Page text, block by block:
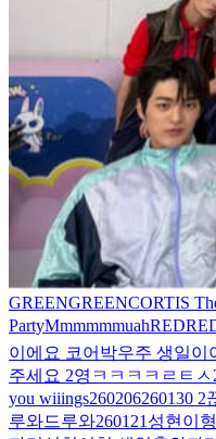
GREENGREENCORTIS
PartyMmmmmmuah
이에요 코어 박우주 생일이
주세요 2영ㅋㅋㅋㅋㄹㅌㅅ
you wiiings260206260130 2
루와드루와260121 성현이